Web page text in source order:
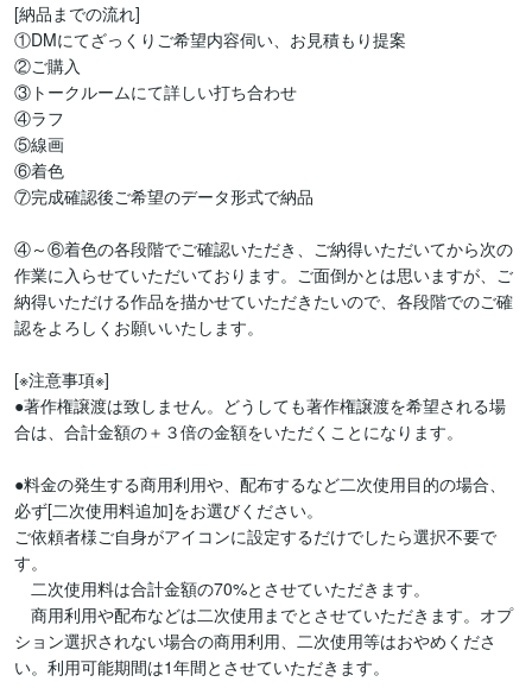
[納品までの流れ]
①DMにてざっくりご希望内容伺い、お見積もり提案
②ご購入
③トークルームにて詳しい打ち合わせ
④ラフ
⑤線画
⑥着色
⑦完成確認後ご希望のデータ形式で納品
④～⑥着色の各段階でご確認いただき、ご納得いただいてから次の
作業に入らせていただいております。ご面倒かとは思いますが、ご
納得いただける作品を描かせていただきたいので、各段階でのご確
認をよろしくお願いいたします。
[※注意事項※]
●著作権譲渡は致しません。どうしても著作権譲渡を希望される場
合は、合計金額の＋３倍の金額をいただくことになります。
●料金の発生する商用利用や、配布するなど二次使用目的の場合、
必ず[二次使用料追加]をお選びください。
ご依頼者様ご自身がアイコンに設定するだけでしたら選択不要で
す。
二次使用料は合計金額の70%とさせていただきます。
商用利用や配布などは二次使用までとさせていただきます。オプ
ション選択されない場合の商用利用、二次使用等はおやめくださ
い。利用可能期間は1年間とさせていただきます。